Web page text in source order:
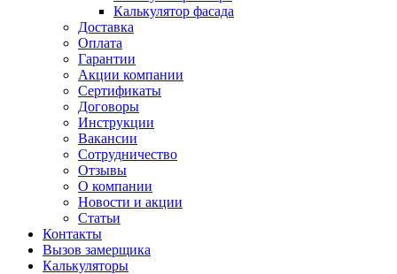
Калькулятор фасада
Доставка
Оплата
Гарантии
Акции компании
Сертификаты
Договоры
Инструкции
Вакансии
Сотрудничество
Отзывы
О компании
Новости и акции
Статьи
Контакты
Вызов замерщика
Калькуляторы